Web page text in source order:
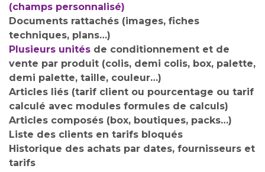
(champs personnalisé)
Documents rattachés (images, fiches
techniques, plans…)
Plusieurs unités de conditionnement et de
vente par produit (colis, demi colis, box, palette,
demi palette, taille, couleur…)
Articles liés (tarif client ou pourcentage ou tarif
calculé avec modules formules de calculs)
Articles composés (box, boutiques, packs…)
Liste des clients en tarifs bloqués
Historique des achats par dates, fournisseurs et
tarifs